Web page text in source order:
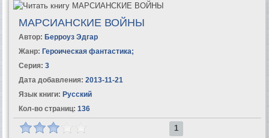
МАРСИАНСКИЕ ВОЙНЫ
Автор: Берроуз Эдгар
Жанр: Героическая фантастика;
Серия: 3
Дата добавления: 2013-11-21
Язык книги: Русский
Кол-во страниц: 136
1